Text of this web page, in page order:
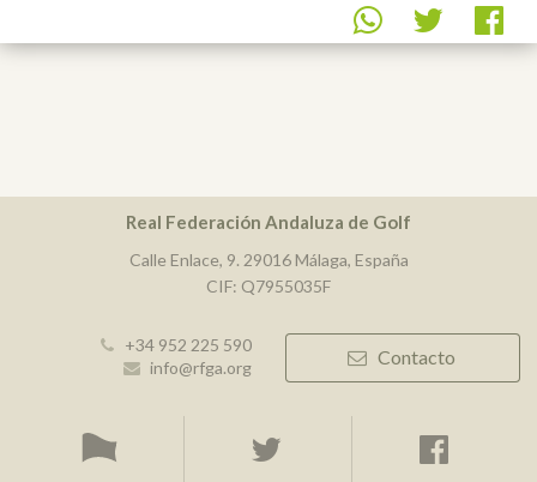
Real Federación Andaluza de Golf
Calle Enlace, 9. 29016 Málaga, España
CIF: Q7955035F
+34 952 225 590
info@rfga.org
Contacto